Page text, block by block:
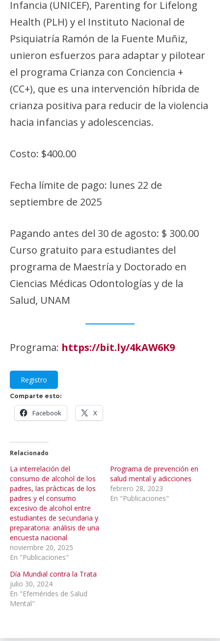
Infancia (UNICEF), Parenting for Lifelong
Health (PLH) y el Instituto Nacional de
Psiquiatría Ramón de la Fuente Muñiz,
unieron esfuerzos para adaptar y pilotear
el programa Crianza con Conciencia +
(CC+), que es una intervención híbrida de
crianza positiva para reducir de la violencia
hacia infancias y adolescencias.
Costo: $400.00
Fecha límite de pago: lunes 22 de
septiembre de 2025
Pagando antes del 30 de agosto: $ 300.00
Curso gratuito para estudiantes del
programa de Maestría y Doctorado en
Ciencias Médicas Odontologías y de la
Salud, UNAM
Programa: https://bit.ly/4kAW6K9
Registro
Comparte esto:
Facebook X
Relacionado
La interrelación del
consumo de alcohol de los
padres, las prácticas de los
padres y el consumo
excesivo de alcohol entre
estudiantes de secundaria y
preparatoria: análisis de una
encuesta nacional
noviembre 20, 2025
En "Publicaciones"
Programa de prevención en
salud mental y adicciones
febrero 28, 2023
En "Publicaciones"
Día Mundial contra la Trata
julio 30, 2024
En "Efemérides de Salud
Mental"